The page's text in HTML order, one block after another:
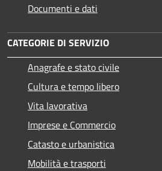
Documenti e dati
CATEGORIE DI SERVIZIO
Anagrafe e stato civile
Cultura e tempo libero
Vita lavorativa
Imprese e Commercio
Catasto e urbanistica
Mobilità e trasporti